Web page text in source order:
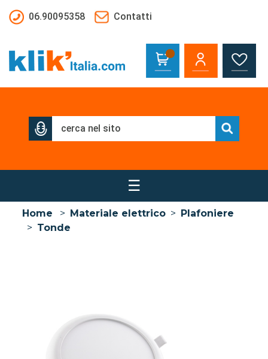
06.90095358
Contatti
☰
Home > Materiale elettrico > Plafoniere
> Tonde